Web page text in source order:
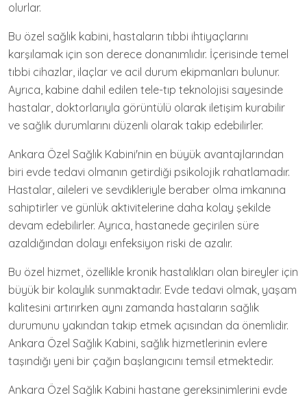
olurlar.
Bu özel sağlık kabini, hastaların tıbbi ihtiyaçlarını
karşılamak için son derece donanımlıdır. İçerisinde temel
tıbbi cihazlar, ilaçlar ve acil durum ekipmanları bulunur.
Ayrıca, kabine dahil edilen tele-tıp teknolojisi sayesinde
hastalar, doktorlarıyla görüntülü olarak iletişim kurabilir
ve sağlık durumlarını düzenli olarak takip edebilirler.
Ankara Özel Sağlık Kabini'nin en büyük avantajlarından
biri evde tedavi olmanın getirdiği psikolojik rahatlamadır.
Hastalar, aileleri ve sevdikleriyle beraber olma imkanına
sahiptirler ve günlük aktivitelerine daha kolay şekilde
devam edebilirler. Ayrıca, hastanede geçirilen süre
azaldığından dolayı enfeksiyon riski de azalır.
Bu özel hizmet, özellikle kronik hastalıkları olan bireyler için
büyük bir kolaylık sunmaktadır. Evde tedavi olmak, yaşam
kalitesini artırırken aynı zamanda hastaların sağlık
durumunu yakından takip etmek açısından da önemlidir.
Ankara Özel Sağlık Kabini, sağlık hizmetlerinin evlere
taşındığı yeni bir çağın başlangıcını temsil etmektedir.
Ankara Özel Sağlık Kabini hastane gereksinimlerini evde